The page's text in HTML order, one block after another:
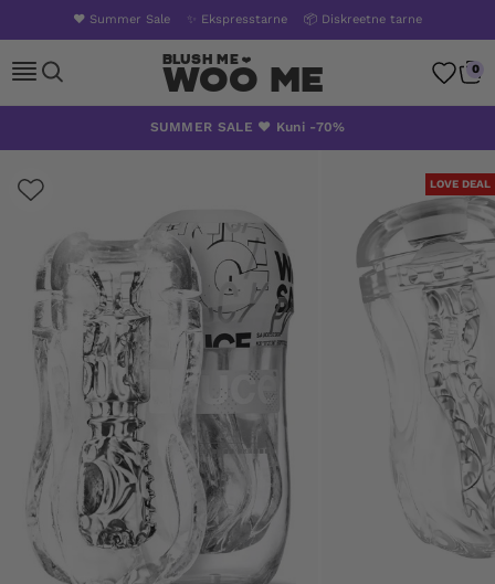
❤️ Summer Sale ✨ Ekspresstarne 📦 Diskreetne tarne
Woo Me 0
SUMMER SALE ❤️ Kuni -70%
LOVE DEAL